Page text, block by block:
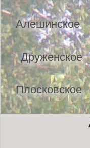
Алешинское
Друженское
Плосковское